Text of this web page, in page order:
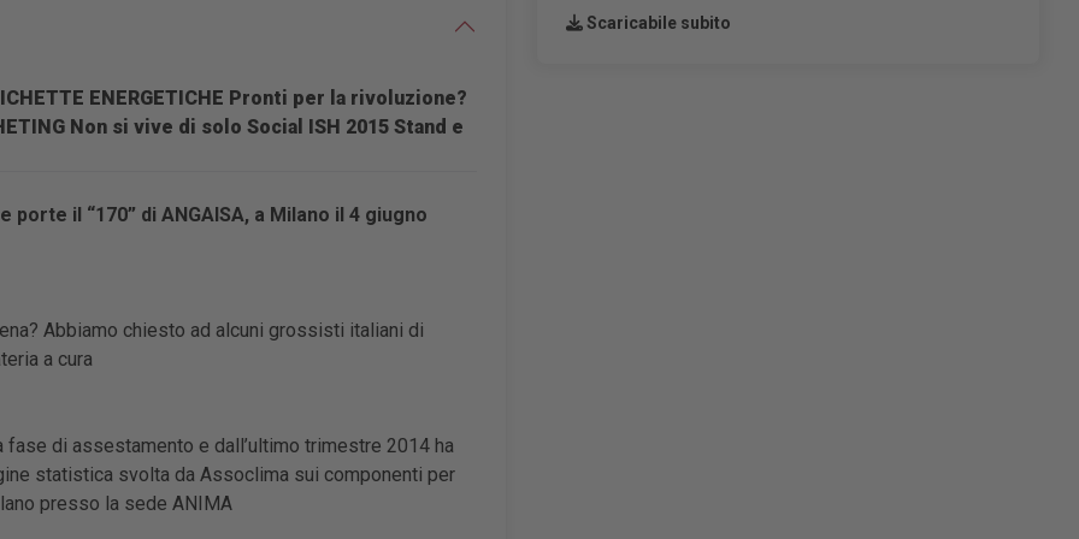
ENERGETICHE Pronti per la rivoluzione?
Non si vive di solo Social ISH 2015 Stand e
il “170” di ANGAISA, a Milano il 4 giugno
Abbiamo chiesto ad alcuni grossisti italiani di
a cura
di assestamento e dall’ultimo trimestre 2014 ha
statistica svolta da Assoclima sui componenti per
presso la sede ANIMA
Scaricabile subito